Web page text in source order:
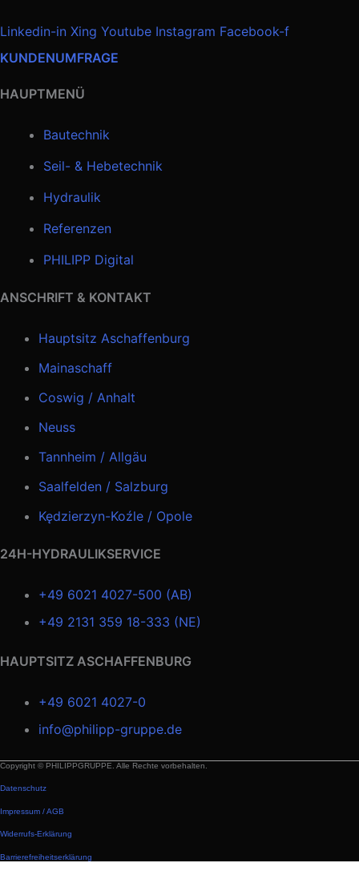
Linkedin-in Xing Youtube Instagram Facebook-f
KUNDENUMFRAGE
HAUPTMENÜ
Bautechnik
Seil- & Hebetechnik
Hydraulik
Referenzen
PHILIPP Digital
ANSCHRIFT & KONTAKT
Hauptsitz Aschaffenburg
Mainaschaff
Coswig / Anhalt
Neuss
Tannheim / Allgäu
Saalfelden / Salzburg
Kędzierzyn-Koźle / Opole
24H-HYDRAULIKSERVICE
+49 6021 4027-500 (AB)
+49 2131 359 18-333 (NE)
HAUPTSITZ ASCHAFFENBURG
+49 6021 4027-0
info@philipp-gruppe.de
Copyright © PHILIPPGRUPPE. Alle Rechte vorbehalten.
Datenschutz
Impressum / AGB
Widerrufs-Erklärung
Barrierefreiheitserklärung